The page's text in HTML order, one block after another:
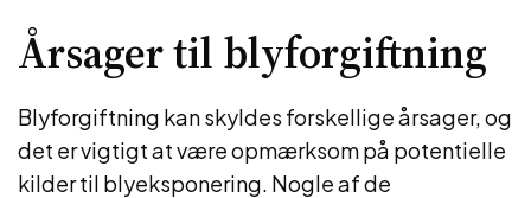
Årsager til blyforgiftning
Blyforgiftning kan skyldes forskellige årsager, og
det er vigtigt at være opmærksom på potentielle
kilder til blyeksponering. Nogle af de